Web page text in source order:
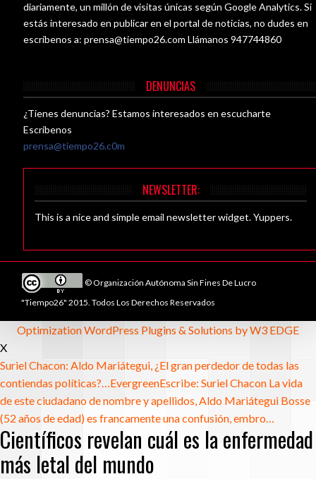
diariamente, un millón de visitas únicas según Google Analytics. Si
estás interesado en publicar en el portal de noticias, no dudes en
escríbenos a:prensa@tiempo26.com Llámanos 947744860
DENUNCIAS
¿Tienes denuncias? Estamos interesados en escucharte
Escríbenos
prensa@tiempo26.c0m
NEWSLETTER:
This is a nice and simple email newsletter widget. Yuppers.
© Organización Autónoma Sin Fines De Lucro
"Tiempo26" 2015. Todos Los Derechos Reservados
Optimization WordPress Plugins & Solutions by W3 EDGE
X
Suriel Chacon: Aldo Mariátegui, ¿El gran perdedor de todas las
contiendas políticas?…EvergreenEscribe: Suriel Chacon La vida
de este ciudadano de nombre y apellidos, Aldo Mariátegui Bosse
(52 años de edad) es francamente una confusión, embro…
Científicos revelan cuál es la enfermedad
más letal del mundo